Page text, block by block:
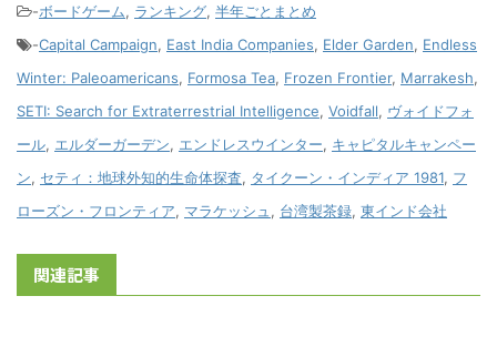
-ボードゲーム, ランキング, 半年ごとまとめ
-Capital Campaign, East India Companies, Elder Garden, Endless
Winter: Paleoamericans, Formosa Tea, Frozen Frontier, Marrakesh,
SETI: Search for Extraterrestrial Intelligence, Voidfall, ヴォイドフォ
ール, エルダーガーデン, エンドレスウインター, キャピタルキャンペー
ン, セティ：地球外知的生命体探査, タイクーン・インディア 1981, フ
ローズン・フロンティア, マラケッシュ , 台湾製茶録, 東インド会社
関連記事